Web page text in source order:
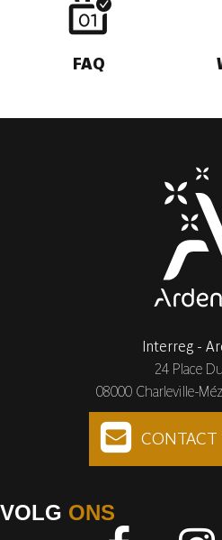
FAQ
Interreg -
24 Place
08000 Charleville-
CONTACT
VOLG ONS